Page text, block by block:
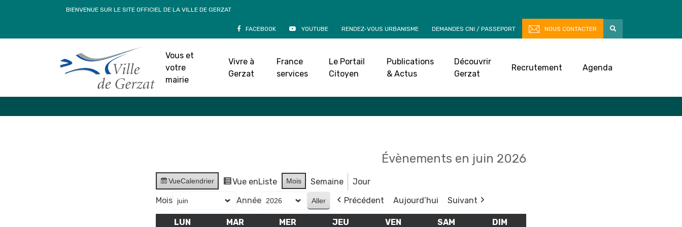
BIENVENUE SUR LE SITE OFFICIEL DE LA VILLE DE GERZAT
FACEBOOK YOUTUBE RENDEZ-VOUS URBANISME DEMANDES CNI / PASSEPORT NOUS CONTACTER
Vous et
votre
mairie
Vivre à
Gerzat
France
services
Le Portail
Citoyen
Publications
& Actus
Découvrir
Gerzat
Recrutement Agenda
Accueil»Agenda
Évènements en juin 2026
VueCalendrier Vue enListe Mois Semaine
Jour
Mois
Année Précédent Aujourd’hui Suivant
LUN MARMARDI MER MERCREDIJEU VEN VENDREDISAM DIM